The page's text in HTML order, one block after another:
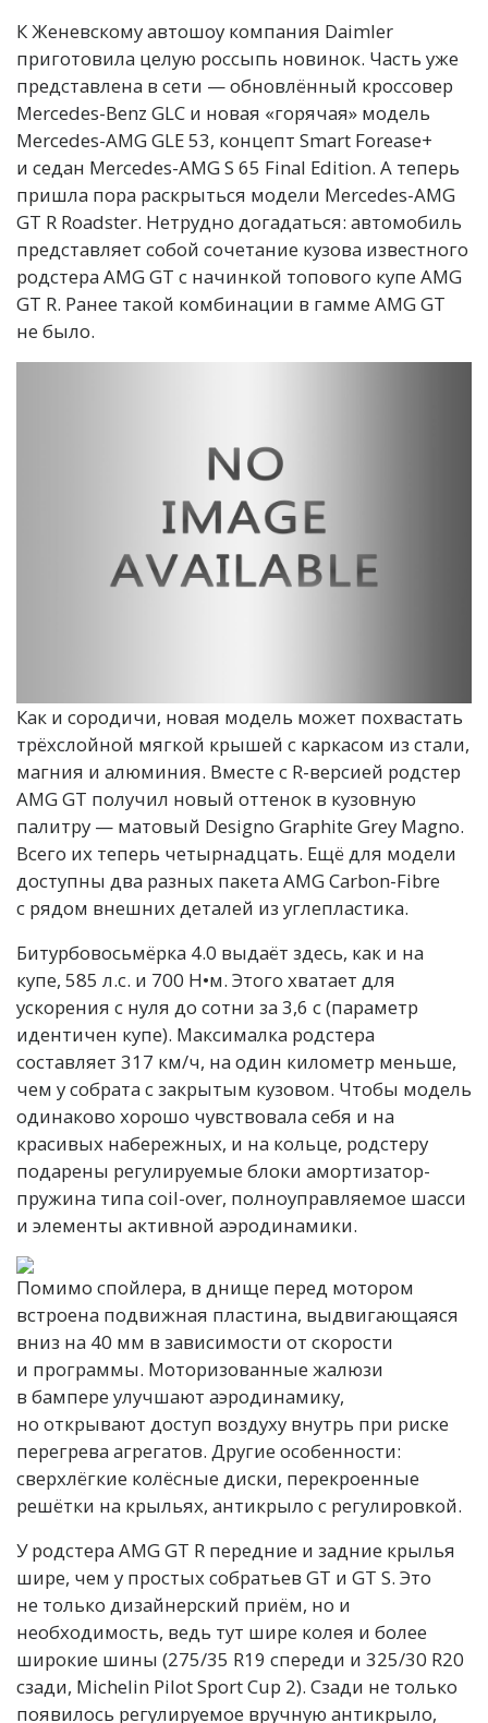
К Женевскому автошоу компания Daimler
приготовила целую россыпь новинок. Часть уже
представлена в сети — обновлённый кроссовер
Mercedes-Benz GLC и новая «горячая» модель
Mercedes-AMG GLE 53, концепт Smart Forease+
и седан Mercedes-AMG S 65 Final Edition. А теперь
пришла пора раскрыться модели Mercedes-AMG
GT R Roadster. Нетрудно догадаться: автомобиль
представляет собой сочетание кузова известного
родстера AMG GT с начинкой топового купе AMG
GT R. Ранее такой комбинации в гамме AMG GT
не было.
Как и сородичи, новая модель может похвастать
трёхслойной мягкой крышей с каркасом из стали,
магния и алюминия. Вместе c R-версией родстер
AMG GT получил новый оттенок в кузовную
палитру — матовый Designo Graphite Grey Magno.
Всего их теперь четырнадцать. Ещё для модели
доступны два разных пакета AMG Carbon-Fibre
с рядом внешних деталей из углепластика.
Битурбовосьмёрка 4.0 выдаёт здесь, как и на
купе, 585 л.с. и 700 Н•м. Этого хватает для
ускорения с нуля до сотни за 3,6 с (параметр
идентичен купе). Максималка родстера
составляет 317 км/ч, на один километр меньше,
чем у собрата с закрытым кузовом. Чтобы модель
одинаково хорошо чувствовала себя и на
красивых набережных, и на кольце, родстеру
подарены регулируемые блоки амортизатор-
пружина типа coil-over, полноуправляемое шасси
и элементы активной аэродинамики.
Помимо спойлера, в днище перед мотором
встроена подвижная пластина, выдвигающаяся
вниз на 40 мм в зависимости от скорости
и программы. Моторизованные жалюзи
в бампере улучшают аэродинамику,
но открывают доступ воздуху внутрь при риске
перегрева агрегатов. Другие особенности:
сверхлёгкие колёсные диски, перекроенные
решётки на крыльях, антикрыло с регулировкой.
У родстера AMG GT R передние и задние крылья
шире, чем у простых собратьев GT и GT S. Это
не только дизайнерский приём, но и
необходимость, ведь тут шире колея и более
широкие шины (275/35 R19 спереди и 325/30 R20
сзади, Michelin Pilot Sport Cup 2). Сзади не только
появилось регулируемое вручную антикрыло,